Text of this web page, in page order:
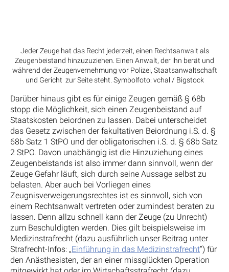
Jeder Zeuge hat das Recht jederzeit, einen Rechtsanwalt als
Zeugenbeistand hinzuzuziehen. Einen Anwalt, der ihn berät und
während der Zeugenvernehmung vor Polizei, Staatsanwaltschaft
und Gericht zur Seite steht. Symbolfoto: vchal / Bigstock
Darüber hinaus gibt es für einige Zeugen gemäß § 68b
stopp die Möglichkeit, sich einen Zeugenbeistand auf
Staatskosten beiordnen zu lassen. Dabei unterscheidet
das Gesetz zwischen der fakultativen Beiordnung i.S. d. §
68b Satz 1 StPO und der obligatorischen i.S. d. § 68b Satz
2 StPO. Davon unabhängig ist die Hinzuziehung eines
Zeugenbeistands ist also immer dann sinnvoll, wenn der
Zeuge Gefahr läuft, sich durch seine Aussage selbst zu
belasten. Aber auch bei Vorliegen eines
Zeugnisverweigerungsrechtes ist es sinnvoll, sich von
einem Rechtsanwalt vertreten oder zumindest beraten zu
lassen. Denn allzu schnell kann der Zeuge (zu Unrecht)
zum Beschuldigten werden. Dies gilt beispielsweise im
Medizinstrafrecht (dazu ausführlich unser Beitrag unter
Strafrecht-Infos: „Einführung in das Medizinstrafrecht“) für
den Anästhesisten, der an einer missglückten Operation